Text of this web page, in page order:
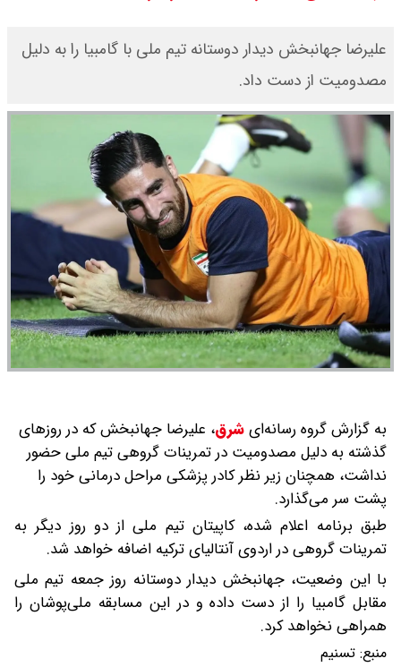
۱۴۰۵ اعلام شد/ طلا بر مدار صعود
قیمت نفت امروز جمعه ۱۶ مرداد ۱۴۰۵
/ نفت صعودی شد + جدول
علیرضا جهانبخش دیدار دوستانه تیم ملی با گامبیا را به دلیل
مصدومیت از دست داد.
به گزارش گروه رسانه‌ایشرق، علیرضا جهانبخش که در روزهای
گذشته به دلیل مصدومیت در تمرینات گروهی تیم ملی حضور
نداشت، همچنان زیر نظر کادر پزشکی مراحل درمانی خود را
پشت سر می‌گذارد.
طبق برنامه اعلام شده، کاپیتان تیم ملی از دو روز دیگر به
تمرینات گروهی در اردوی آنتالیای ترکیه اضافه خواهد شد.
با این وضعیت، جهانبخش دیدار دوستانه روز جمعه تیم ملی
مقابل گامبیا را از دست داده و در این مسابقه ملی‌پوشان را
همراهی نخواهد کرد.
منبع: تسنیم